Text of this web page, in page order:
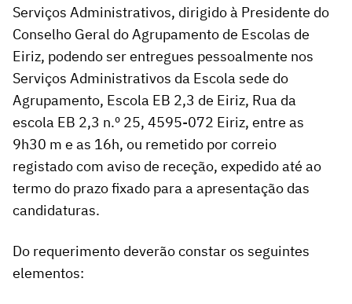
Serviços Administrativos, dirigido à Presidente do
Conselho Geral do Agrupamento de Escolas de
Eiriz, podendo ser entregues pessoalmente nos
Serviços Administrativos da Escola sede do
Agrupamento, Escola EB 2,3 de Eiriz, Rua da
escola EB 2,3 n.º 25, 4595-072 Eiriz, entre as
9h30 m e as 16h, ou remetido por correio
registado com aviso de receção, expedido até ao
termo do prazo fixado para a apresentação das
candidaturas.
Do requerimento deverão constar os seguintes
elementos: